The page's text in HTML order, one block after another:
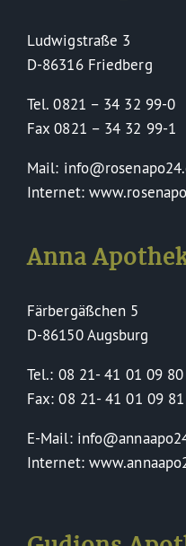
Ludwigstraße 3
D-86316 Friedberg
Tel. 0821 – 34 32 99-0
Fax 0821 – 34 32 99-1
Mail:
Internet:
Anna
Färbergäßchen 5
D-86150 Augsburg
Tel.: 08 21- 41 01 09 80
Fax: 08 21- 41 01 09 81
E-Mail:
Internet: